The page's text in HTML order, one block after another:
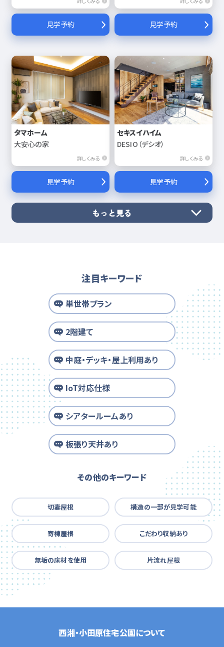
見学予約 見学予約
タマホーム
大安心の家
詳しくみる
見学予約
セキスイハイム
DESIO（デシオ）
詳しくみる
見学予約
もっと見る
注目キーワード
単世帯プラン
2階建て
中庭・デッキ・屋上利用あり
IoT対応仕様
シアタールームあり
板張り天井あり
その他のキーワード
切妻屋根 構造の一部が見学可能
寄棟屋根 こだわり収納あり
無垢の床材を使用 片流れ屋根
西湘・小田原住宅公園について